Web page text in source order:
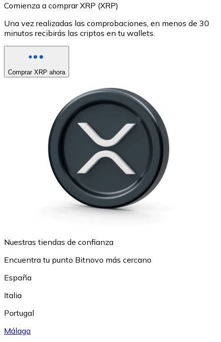
Comienza a comprar XRP (XRP)
Una vez realizadas las comprobaciones, en menos de 30
minutos recibirás las criptos en tu wallets.
Comprar XRP ahora
Nuestras tiendas de confianza
Encuentra tu punto Bitnovo más cercano
España
Italia
Portugal
Málaga